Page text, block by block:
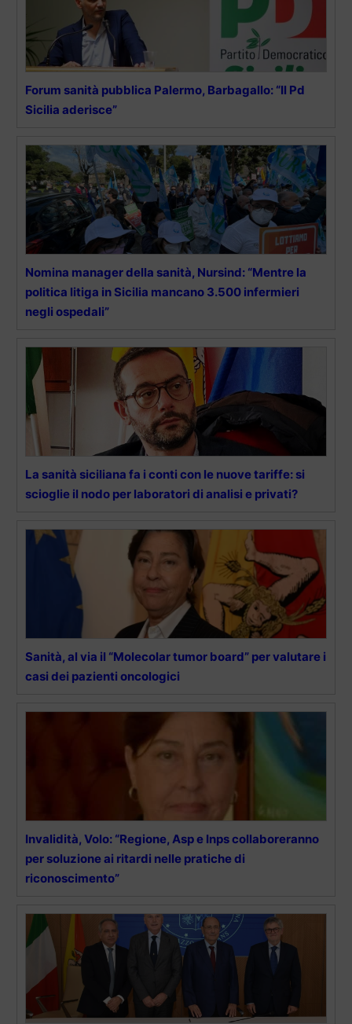
Forum sanità pubblica Palermo, Barbagallo: “Il Pd
Sicilia aderisce”
Nomina manager della sanità, Nursind: “Mentre la
politica litiga in Sicilia mancano 3.500 infermieri
negli ospedali”
La sanità siciliana fa i conti con le nuove tariffe: si
scioglie il nodo per laboratori di analisi e privati?
Sanità, al via il “Molecolar tumor board” per valutare i
casi dei pazienti oncologici
Invalidità, Volo: “Regione, Asp e Inps collaboreranno
per soluzione ai ritardi nelle pratiche di
riconoscimento”